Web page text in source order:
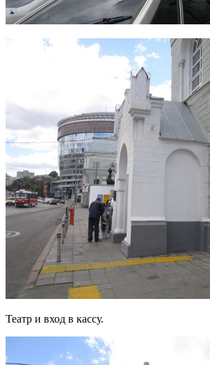
Театр и вход в кассу.